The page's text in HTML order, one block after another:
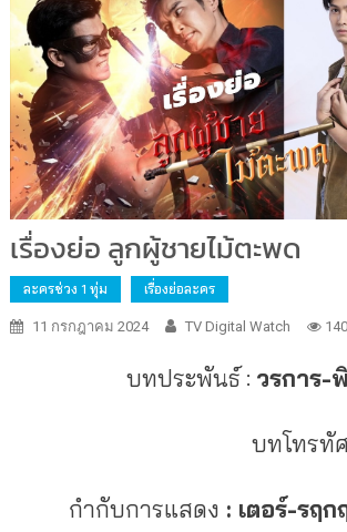
เรื่องย่อ ลูกผู้ชายไม้ตะพด
ละครช่วง 1 ทุ่ม เรื่องย่อละคร
11 กรกฎาคม 2024 TV Digital Watch
บทประพันธ์ : วรการ-
บทโทรทั
กำกับการแสดง : เตอร์-รฤ